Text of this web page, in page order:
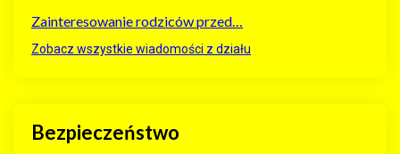
Zainteresowanie rodziców przed…
Zobacz wszystkie wiadomości z działu
Bezpieczeństwo